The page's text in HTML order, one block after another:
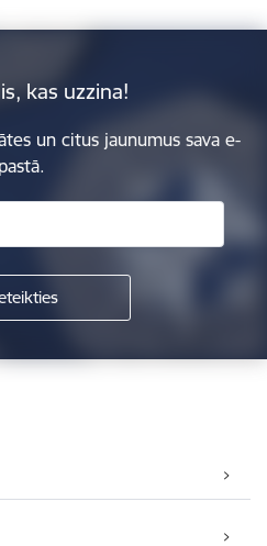
kas uzzina!
un citus jaunumus sava e-
pastā.